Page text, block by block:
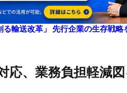
輸送改革」 先行企業の生存戦略
応、業務負担軽減